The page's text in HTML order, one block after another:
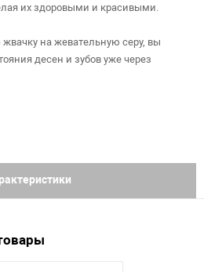
их здоровыми и красивыми.
на жевательную серу, вы
десен и зубов уже через